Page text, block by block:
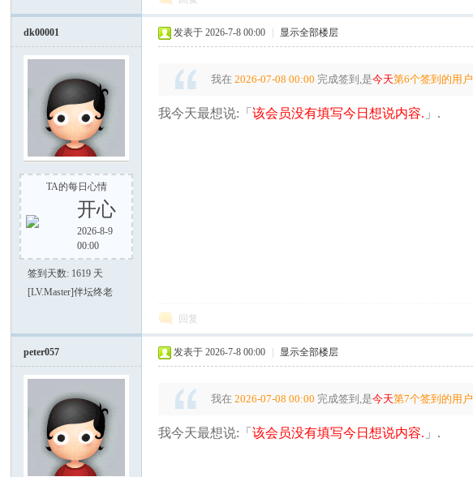
dk00001
TA的每日心情
开心
2026-8-9
00:00
签到天数: 1619 天
[LV.Master]伴坛终老
发表于 2026-7-8 00:00 显示全部楼层
我在 2026-07-08 00:00 完成签到,是今天第6个签到的用户
我今天最想说:「该会员没有填写今日想说内容. 」.
回复
peter057 发表于 2026-7-8 00:00 显示全部楼层
我在 2026-07-08 00:00 完成签到,是今天第7个签到的用户
我今天最想说:「该会员没有填写今日想说内容. 」.